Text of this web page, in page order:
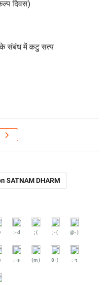
दिवस)
के संबंध में कटु सत्य
SATNAM DHARM
:-d ;( ;-( @-)
:-s (m) 8-) :-t